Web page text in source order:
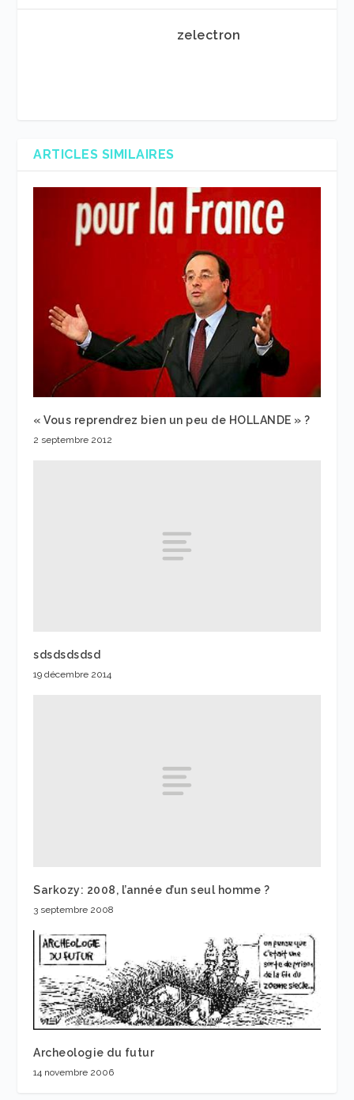
zelectron
ARTICLES SIMILAIRES
« Vous reprendrez bien un peu de HOLLANDE » ?
2 septembre 2012
sdsdsdsdsd
19 décembre 2014
Sarkozy: 2008, l’année d’un seul homme ?
3 septembre 2008
Archeologie du futur
14 novembre 2006